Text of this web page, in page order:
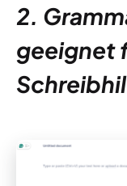
2.
geeignet